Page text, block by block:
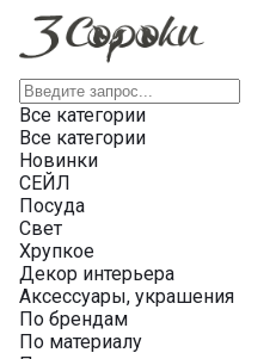
Все категории
Все категории
Новинки
СЕЙЛ
Посуда
Свет
Хрупкое
Декор интерьера
Аксессуары, украшения
По брендам
По материалу